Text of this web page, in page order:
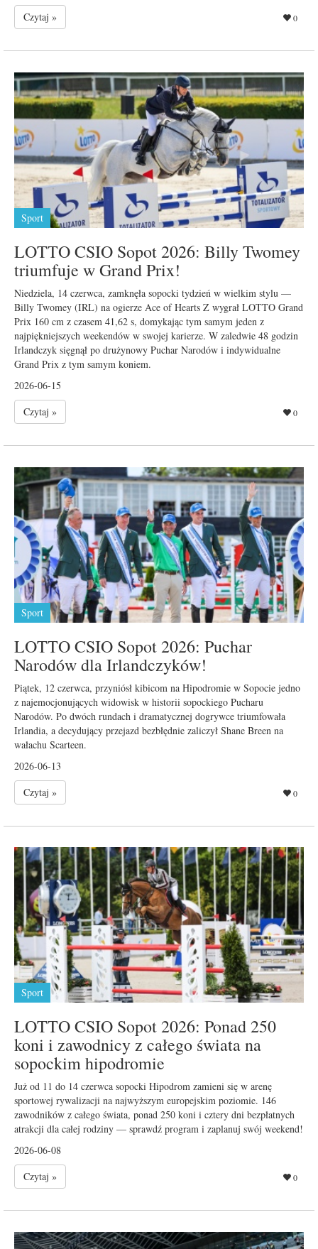
Czytaj »
0
Sport
LOTTO CSIO Sopot 2026: Billy Twomey
triumfuje w Grand Prix!
Niedziela, 14 czerwca, zamknęła sopocki tydzień w wielkim stylu —
Billy Twomey (IRL) na ogierze Ace of Hearts Z wygrał LOTTO Grand
Prix 160 cm z czasem 41,62 s, domykając tym samym jeden z
najpiękniejszych weekendów w swojej karierze. W zaledwie 48 godzin
Irlandczyk sięgnął po drużynowy Puchar Narodów i indywidualne
Grand Prix z tym samym koniem.
2026-06-15
Czytaj »
0
Sport
LOTTO CSIO Sopot 2026: Puchar
Narodów dla Irlandczyków!
Piątek, 12 czerwca, przyniósł kibicom na Hipodromie w Sopocie jedno
z najemocjonujących widowisk w historii sopockiego Pucharu
Narodów. Po dwóch rundach i dramatycznej dogrywce triumfowała
Irlandia, a decydujący przejazd bezbłędnie zaliczył Shane Breen na
wałachu Scarteen.
2026-06-13
Czytaj »
0
Sport
LOTTO CSIO Sopot 2026: Ponad 250
koni i zawodnicy z całego świata na
sopockim hipodromie
Już od 11 do 14 czerwca sopocki Hipodrom zamieni się w arenę
sportowej rywalizacji na najwyższym europejskim poziomie. 146
zawodników z całego świata, ponad 250 koni i cztery dni bezpłatnych
atrakcji dla całej rodziny — sprawdź program i zaplanuj swój weekend!
2026-06-08
Czytaj »
0